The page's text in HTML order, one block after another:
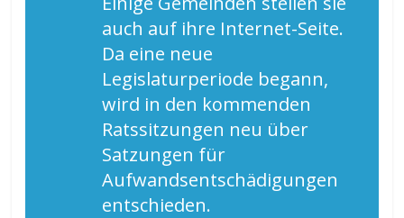
auch auf ihre Internet-Seite.
Da eine neue
Legislaturperiode begann,
wird in den kommenden
Ratssitzungen neu über
Satzungen für
Aufwandsentschädigungen
entschieden.